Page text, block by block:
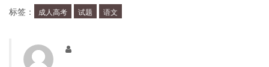
文基础知识，提高阅读能力和理解能力，注重积累
标签： 成人高考 试题 语文